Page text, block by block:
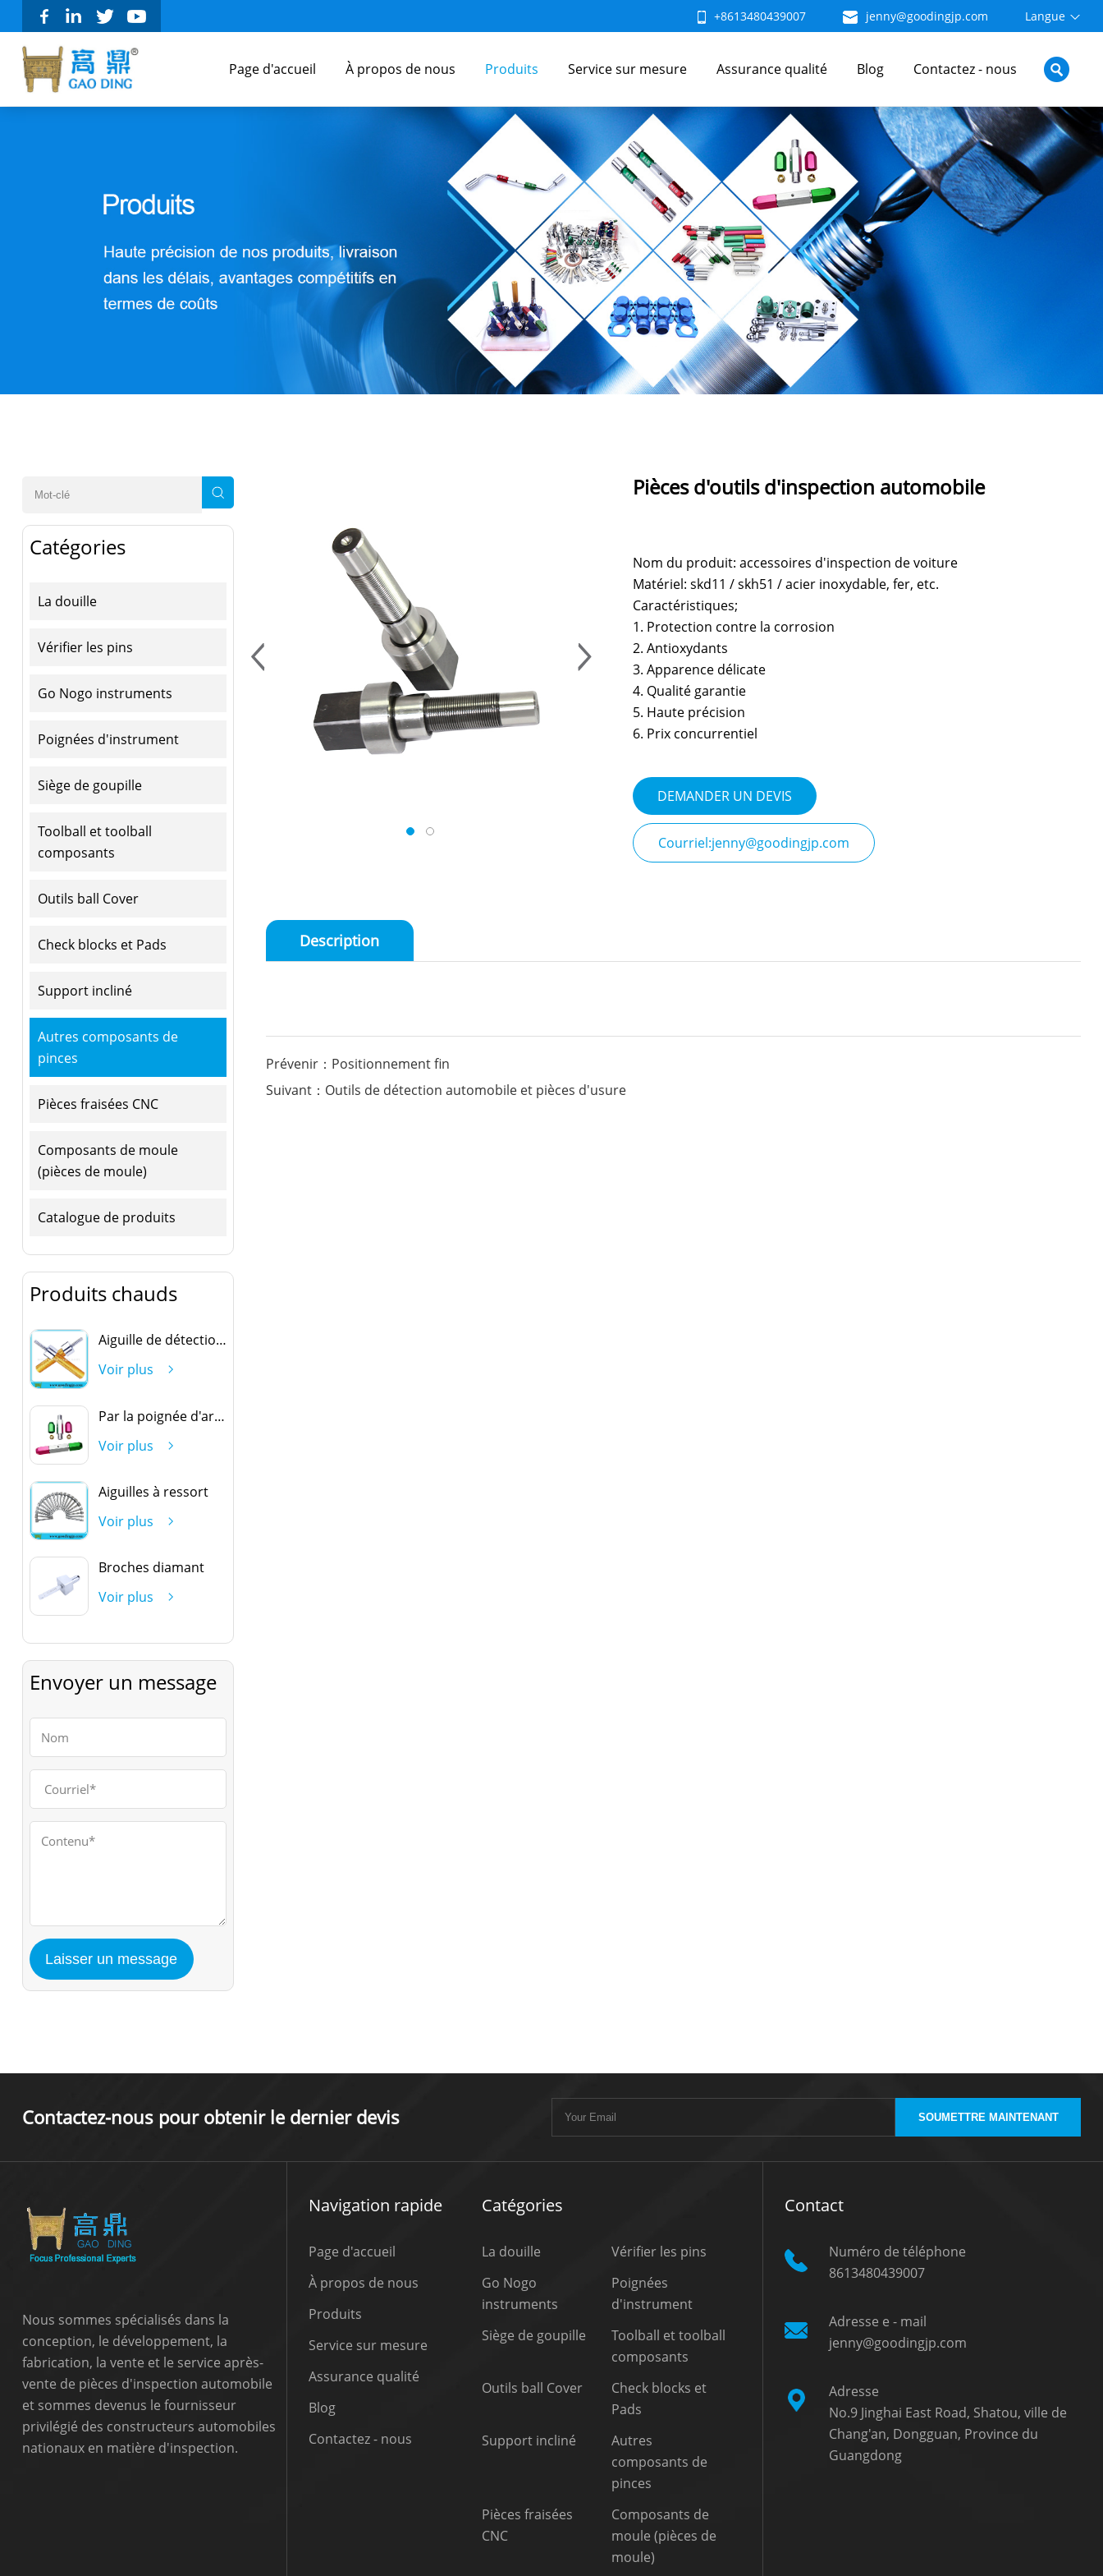
+8613480439007 jenny@goodingjp.com Langue
Page d'accueil À propos de nous Produits Service sur mesure Assurance qualité Blog Contactez - nous
Catégories
La douille
Vérifier les pins
Go Nogo instruments
Poignées d'instrument
Siège de goupille
Toolball et toolball
composants
Outils ball Cover
Check blocks et Pads
Support incliné
Autres composants de
pinces
Pièces fraisées CNC
Composants de moule
(pièces de moule)
Catalogue de produits
Produits chauds
Aiguille de détection ovale
Voir plus
Par la poignée d'arrêt
Voir plus
Aiguilles à ressort
Voir plus
Broches diamant
Voir plus
Envoyer un message
Pièces d'outils d'inspection automobile
Nom du produit: accessoires d'inspection de voiture
Matériel: skd11 / skh51 / acier inoxydable, fer, etc.
Caractéristiques;
1. Protection contre la corrosion
2. Antioxydants
3. Apparence délicate
4. Qualité garantie
5. Haute précision
6. Prix concurrentiel
DEMANDER UN DEVIS
Courriel:jenny@goodingjp.com
Description
Prévenir：Positionnement fin
Suivant：Outils de détection automobile et pièces d'usure
Contactez-nous pour obtenir le dernier devis SOUMETTRE MAINTENANT
Nous sommes spécialisés dans la
conception, le développement, la
fabrication, la vente et le service après-
vente de pièces d'inspection automobile
et sommes devenus le fournisseur
privilégié des constructeurs automobiles
nationaux en matière d'inspection.
Navigation rapide
Page d'accueil
À propos de nous
Produits
Service sur mesure
Assurance qualité
Blog
Contactez - nous
Catégories
La douille
Vérifier les pins
Go Nogo
instruments
Poignées
d'instrument
Siège de goupille
Toolball et toolball
composants
Outils ball Cover
Check blocks et
Pads
Support incliné
Autres
composants de
pinces
Pièces fraisées
CNC
Composants de
moule (pièces de
moule)
Contact
Numéro de téléphone
8613480439007
Adresse e - mail
jenny@goodingjp.com
Adresse
No.9 Jinghai East Road, Shatou, ville de
Chang'an, Dongguan, Province du
Guangdong